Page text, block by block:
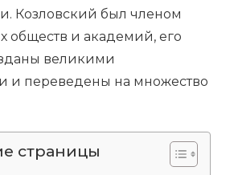
Козловский был членом
обществ и академий, его
великими
и переведены на множество
страницы